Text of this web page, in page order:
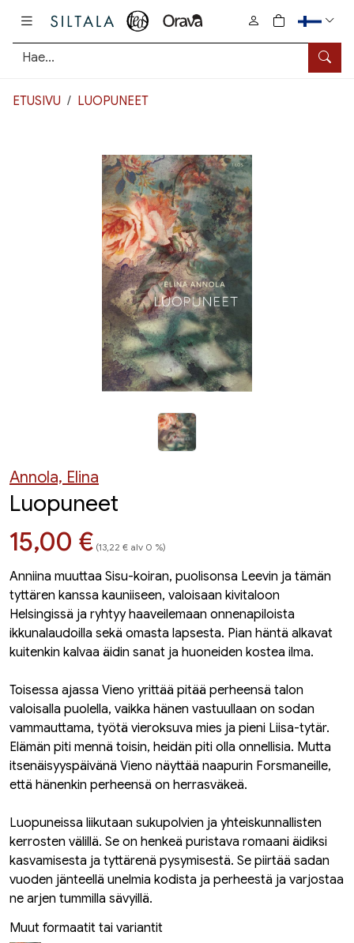
Hae
0
tuotetta
ETUSIVU LUOPUNEET
Annola, Elina
Luopuneet
Hinta nyt
15,00 € (13,22 € alv 0 %)
Anniina muuttaa Sisu-koiran, puolisonsa Leevin ja tämän
tyttären kanssa kauniiseen, valoisaan kivitaloon
Helsingissä ja ryhtyy haaveilemaan onnenapiloista
ikkunalaudoilla sekä omasta lapsesta. Pian häntä alkavat
kuitenkin kalvaa äidin sanat ja huoneiden kostea ilma.
Toisessa ajassa Vieno yrittää pitää perheensä talon
valoisalla puolella, vaikka hänen vastuullaan on sodan
vammauttama, työtä vieroksuva mies ja pieni Liisa-tytär.
Elämän piti mennä toisin, heidän piti olla onnellisia. Mutta
itsenäisyyspäivänä Vieno näyttää naapurin Forsmaneille,
että hänenkin perheensä on herrasväkeä.
Luopuneissa liikutaan sukupolvien ja yhteiskunnallisten
kerrosten välillä. Se on henkeä puristava romaani äidiksi
kasvamisesta ja tyttärenä pysymisestä. Se piirtää sadan
vuoden jänteellä unelmia kodista ja perheestä ja varjostaa
ne arjen tummilla sävyillä.
Muut formaatit tai variantit